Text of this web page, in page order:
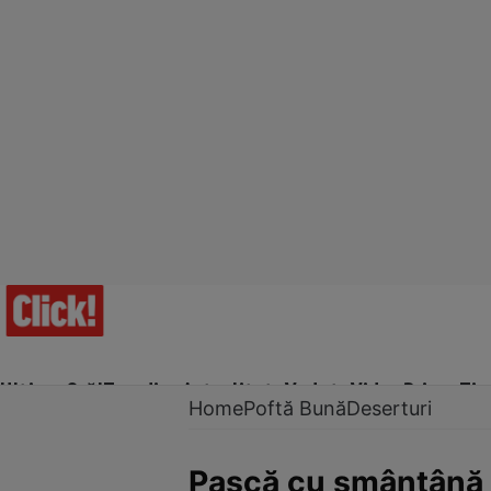
Ultima Oră!Trending Actualitate Vedete Video Prime Time
HomePoftă BunăDeserturi
Pască cu smântână